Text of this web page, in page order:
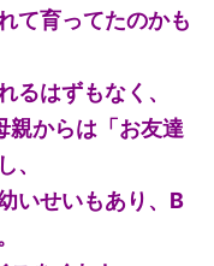
て育ってたのかも
るはずもなく、
親からは「お友達
、
いせいもあり、B